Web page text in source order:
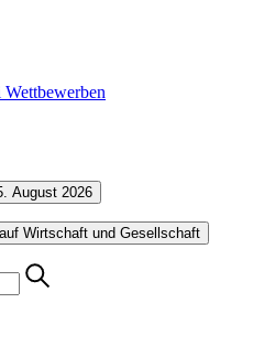
August 2026
Wirtschaft und Gesellschaft